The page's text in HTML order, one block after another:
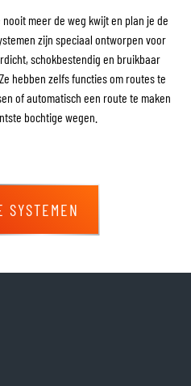
meer de weg kwijt en plan je de
zijn speciaal ontworpen voor
schokbestendig en bruikbaar
hebben zelfs functies om routes te
of automatisch een route te maken
bochtige wegen.
SYSTEMEN